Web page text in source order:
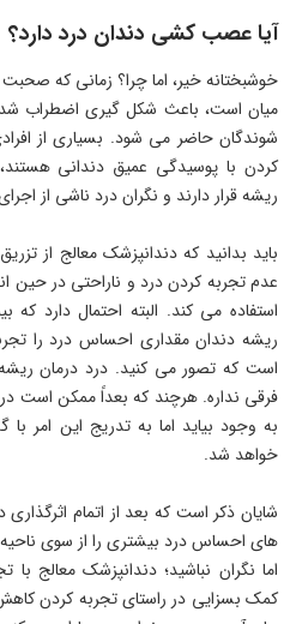
آیا عصب کشی دندان درد دارد؟
خوشبختانه خیر، اما چرا؟ زمانی که
میان است، باعث شکل گیری اضطراب
شوندگان حاضر می شود. بسیاری از
کردن با پوسیدگی عمیق دندانی
ریشه قرار دارند و نگران درد ناشی از
باید بدانید که دندانپزشک معالج از
عدم تجربه کردن درد و ناراحتی در
استفاده می کند. البته احتمال دارد که
ریشه دندان مقداری احساس درد را
است که تصور می کنید. درد درمان
فرقی نداره. هرچند که بعداً ممکن است
به وجود بیاید اما به تدریج این امر
خواهد شد.
شایان ذکر است که بعد از اتمام
های احساس درد بیشتری را از سوی
اما نگران نباشید؛ دندانپزشک معالج
کمک بسزایی در راستای تجربه کردن